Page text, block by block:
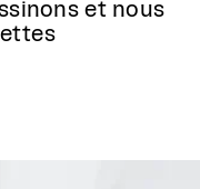
et nous